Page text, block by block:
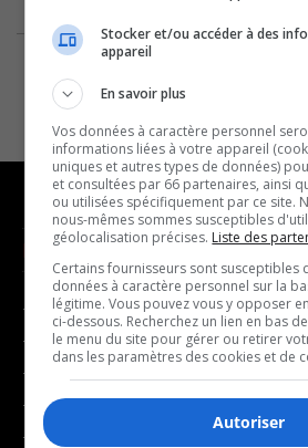
NOUVELLES
- Affaires municipales
- Communauté / Social
- Culture
- Économie
- Éducation
-
-
Stocker et/ou accéder à des
appareil
En savoir plus
Vos données à caractère personnel
informations liées à votre appareil
uniques et autres types de données)
et consultées par 66 partenaires, ainsi
ou utilisées spécifiquement par ce site.
nous-mêmes sommes susceptibles
géolocalisation précises. Liste des
Certains fournisseurs sont susceptibles
données à caractère personnel sur la
légitime. Vous pouvez vous y opposer
ci-dessous. Recherchez un lien en bas
le menu du site pour gérer ou retirer
dans les paramètres des cookies et de
Autoriser